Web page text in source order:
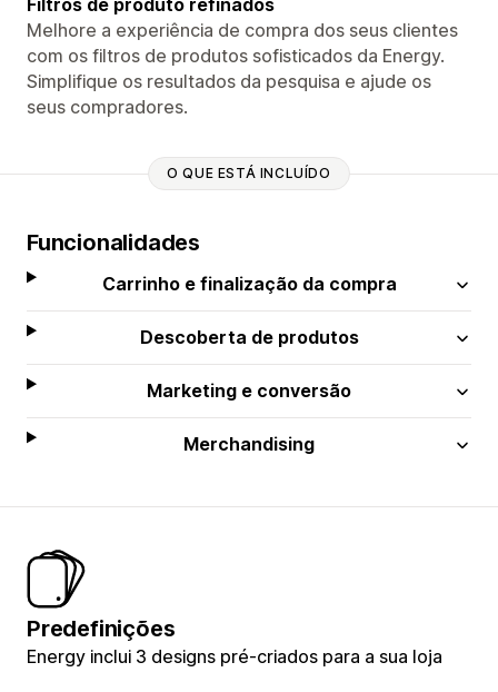
Melhore a experiência de compra dos seus clientes
com os filtros de produtos sofisticados da Energy.
Simplifique os resultados da pesquisa e ajude os
seus compradores.
O QUE ESTÁ INCLUÍDO
Funcionalidades
Carrinho e finalização da compra
Descoberta de produtos
Marketing e conversão
Merchandising
Predefinições
Energy inclui 3 designs pré-criados para a sua loja